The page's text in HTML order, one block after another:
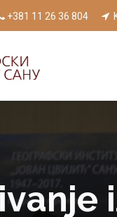
+381 11 26 36 804